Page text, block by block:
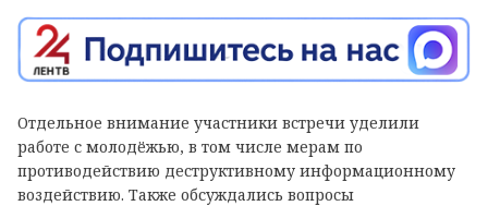
Отдельное внимание участники встречи уделили
работе с молодёжью, в том числе мерам по
противодействию деструктивному информационному
воздействию. Также обсуждались вопросы